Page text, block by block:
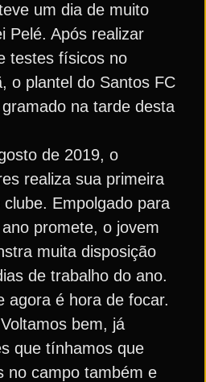
um dia de muito
Pelé. Após realizar
testes físicos no
o plantel do Santos FC
na tarde desta
de 2019, o
realiza sua primeira
Empolgado para
promete, o jovem
muita disposição
de trabalho do ano.
agora é hora de focar.
bem, já
que tínhamos que
no campo também e